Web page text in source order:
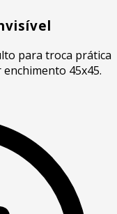
para troca prática
45x45.